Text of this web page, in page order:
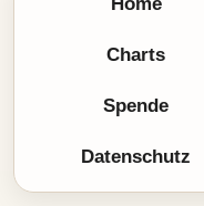
Charts
Spende
Datenschutz